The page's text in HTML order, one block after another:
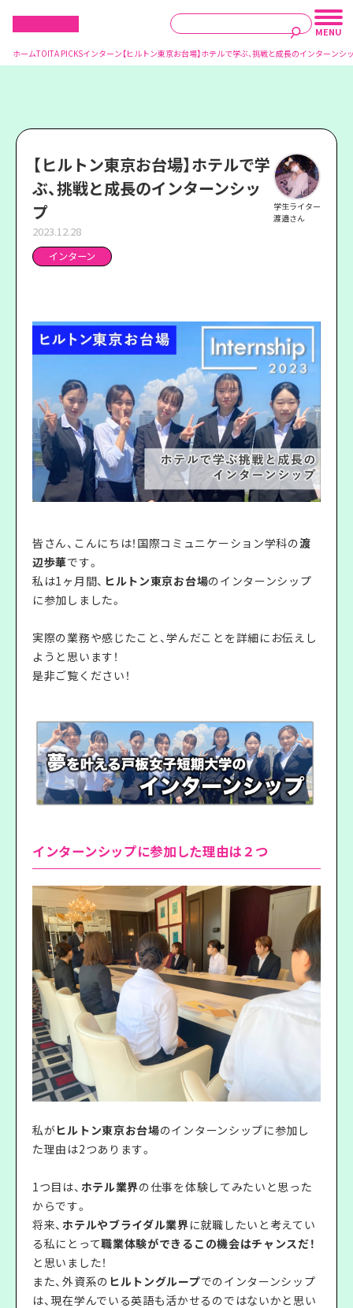
ホームTOITA PICKSインターン 【ヒルトン東京お台場】ホテルで学ぶ、挑戦と成長のインターンシ
【ヒルトン東京お台場】ホテルで学
ぶ、挑戦と成長のインターンシッ
プ
2023.12.28
インターン
学生ライター
渡邉さん
皆さん、こんにちは！国際コミュニケーション学科の渡
辺歩華です。
私は1ヶ月間、 ヒルトン東京お台場のインターンシップ
に参加しました。
実際の業務や感じたこと、学んだことを詳細にお伝えし
ようと思います！
是非ご覧ください！
インターンシップに参加した理由は２つ
私がヒルトン東京お台場のインターンシップに参加し
た理由は2つあります。
1つ目は、 ホテル業界の仕事を体験してみたいと思った
からです。
将来、ホテルやブライダル業界に就職したいと考えてい
る私にとって職業体験ができるこの機会はチャンスだ！
と思いました！
また、外資系の ヒルトングループでのインターンシップ
は、現在学んでいる英語も活かせるのではないかと思い